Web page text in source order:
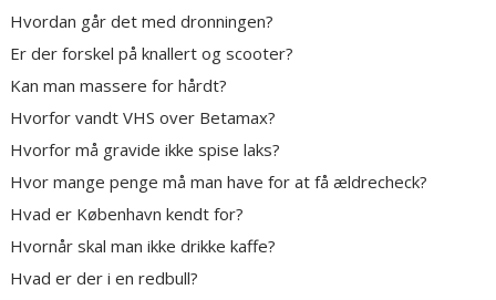
Hvordan går det med dronningen?
Er der forskel på knallert og scooter?
Kan man massere for hårdt?
Hvorfor vandt VHS over Betamax?
Hvorfor må gravide ikke spise laks?
Hvor mange penge må man have for at få ældrecheck?
Hvad er København kendt for?
Hvornår skal man ikke drikke kaffe?
Hvad er der i en redbull?